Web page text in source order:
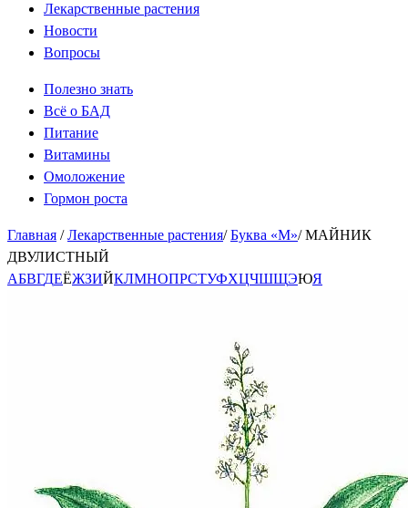
Лекарственные растения
Новости
Вопросы
Полезно знать
Всё о БАД
Питание
Витамины
Омоложение
Гормон роста
Главная / Лекарственные растения/ Буква «М»/ МАЙНИК
ДВУЛИСТНЫЙ
АБВГДЕЁЖЗИЙКЛМНОПРСТУФХЦЧШЩЭЮЯ